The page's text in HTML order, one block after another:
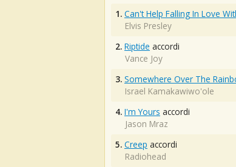
1. Can't Help Falling In Love
Elvis Presley
2. Riptide accordi
Vance Joy
3. Somewhere Over The
Israel Kamakawiwo'ole
4. I'm Yours accordi
Jason Mraz
5. Creep accordi
Radiohead